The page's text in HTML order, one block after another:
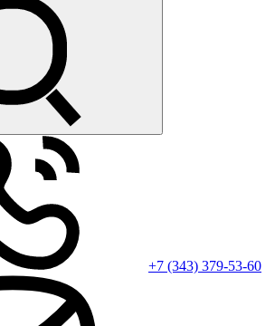
+7 (343) 379-53-60